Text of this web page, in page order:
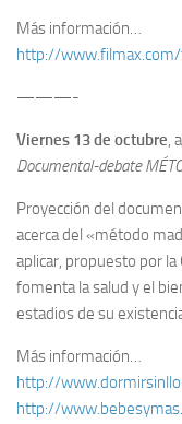
Más información…
http://
———-
Viernes 13 de octubre,
Documental-debate
Proyección del
acerca del «método
aplicar, propuesto por la
fomenta la salud y el
estadios de su
Más información…
http://
http://